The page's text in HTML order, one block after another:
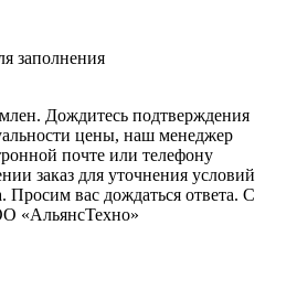
заполнения
Дождитесь подтверждения
цены, наш менеджер
почте или телефону
заказ для уточнения условий
Просим вас дождаться ответа. С
«АльянсТехно»